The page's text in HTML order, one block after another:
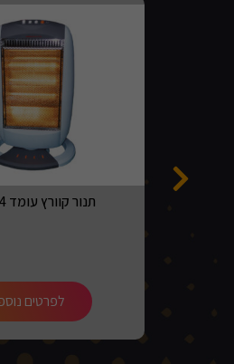
תנור קוורץ עומד 4 גופים
לפרטים